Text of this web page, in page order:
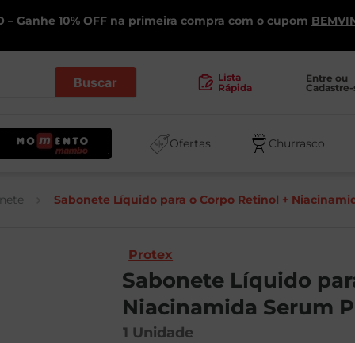
– Ganhe 10% OFF na primeira compra com o cupom
Lista
Rápida
Entre ou
Cadastre-
Ofertas Churrasco
Sabonete Líquido para o Corpo Retinol +
Protex
Sabonete Líquido
Niacinamida Serum
1 Unidade